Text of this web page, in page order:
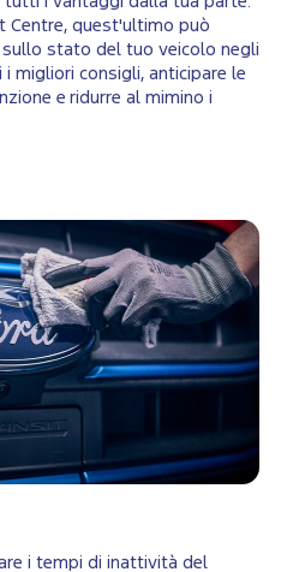
Centre, quest'ultimo può
sullo stato del tuo veicolo negli
migliori consigli, anticipare le
e ridurre al mimino i
i tempi di inattività del